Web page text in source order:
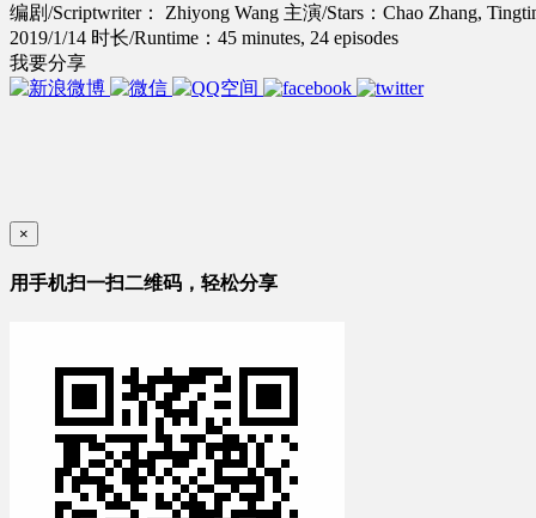
编剧/Scriptwriter： Zhiyong Wang 主演/Stars：Chao Zhang,
2019/1/14 时长/Runtime：45 minutes, 24 episodes
我要分享
×
用手机扫一扫二维码，轻松分享